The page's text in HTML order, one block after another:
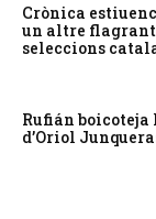
Crònica
un altre flagrant
seleccions
Rufián boicoteja
d’Oriol